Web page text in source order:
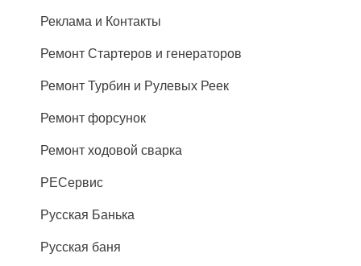
Реклама и Контакты
Ремонт Стартеров и генераторов
Ремонт Турбин и Рулевых Реек
Ремонт форсунок
Ремонт ходовой сварка
РЕСервис
Русская Банька
Русская баня